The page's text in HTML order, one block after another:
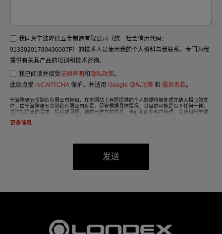
我同意宁波隆德五金制造有限公司（统一社会信用代码：
91330201780436007F）的技术人员使用我的个人资料与我联系，专门为我
提供有关其产品的培训和技术咨询。
我已阅读并接受法律声明和 隐私政策。
此站点受 reCAPTCHA 保护，并适用 Google 隐私政策 和 服务条款。
宁波隆德五金制造有限公司告知，在本网站上自愿提供的个人数据将被处理并纳入相应的文
件，由宁波隆德五金制造有限公司负责，尽管根据具体情况，其目的可能是以下任何一种：
关注您提出的请求、投诉或问题，维护已建立的关系，全面和商业客户管理，会计和账单或
发送通信，包括电子媒体、新闻和与宁波隆德五金制造有限公司有关的活动。
些数据没有编码或加密。如果发送这些详细信息，则由您自行承担责任。
更多信息
发送